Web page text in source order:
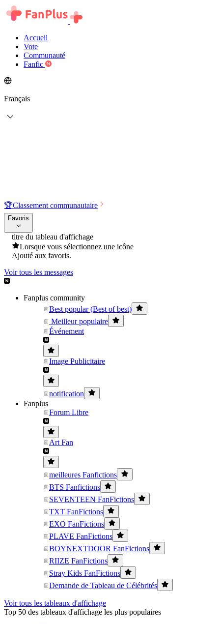
Accueil
Vote
Communauté
Fanfic
Français
🏆Classement communautaire
Favoris
titre du tableau d'affichage
Lorsque vous sélectionnez une icône
Ajouté aux favoris.
Voir tous les messages
Fanplus community
Best popular (Best of best)
Meilleur populaire
Événement
Image Publicitaire
notification
Fanplus
Forum Libre
Art Fan
meilleures Fanfictions
BTS Fanfictions
SEVENTEEN FanFictions
TXT FanFictions
EXO FanFictions
PLAVE FanFictions
BOYNEXTDOOR FanFictions
RIIZE FanFictions
Stray Kids FanFictions
Demande de Tableau de Célébrités
Voir tous les tableaux d'affichage
Top 50 des tableaux d'affichage les plus populaires